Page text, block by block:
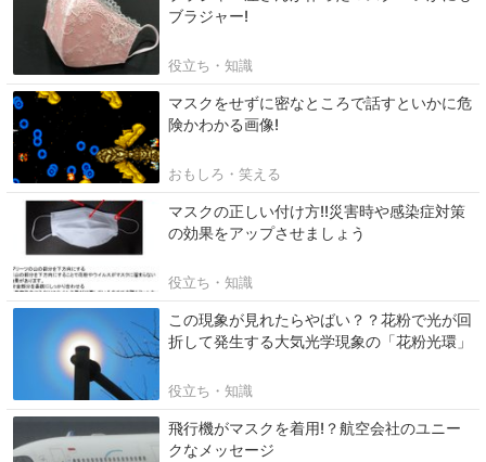
ブラジャー!
役立ち・知識
マスクをせずに密なところで話すといかに危
険かわかる画像!
おもしろ・笑える
マスクの正しい付け方!!災害時や感染症対策
の効果をアップさせましょう
役立ち・知識
この現象が見れたらやばい？？花粉で光が回
折して発生する大気光学現象の「花粉光環」
役立ち・知識
飛行機がマスクを着用!？航空会社のユニー
クなメッセージ